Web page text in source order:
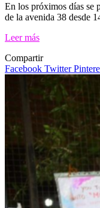
En los próximos días se
de la avenida 38 desde
Leer más
Compartir
Facebook Twitter